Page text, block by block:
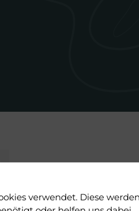
verwendet. Diese